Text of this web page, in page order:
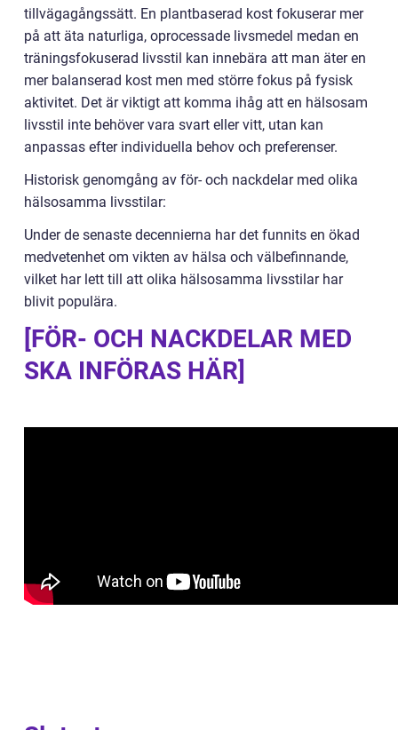
tillvägagångssätt. En plantbaserad kost fokuserar mer
på att äta naturliga, oprocessade livsmedel medan en
träningsfokuserad livsstil kan innebära att man äter en
mer balanserad kost men med större fokus på fysisk
aktivitet. Det är viktigt att komma ihåg att en hälsosam
livsstil inte behöver vara svart eller vitt, utan kan
anpassas efter individuella behov och preferenser.
Historisk genomgång av för- och nackdelar med olika
hälsosamma livsstilar:
Under de senaste decennierna har det funnits en ökad
medvetenhet om vikten av hälsa och välbefinnande,
vilket har lett till att olika hälsosamma livsstilar har
blivit populära.
[FÖR- OCH NACKDELAR MED
SKA INFÖRAS HÄR]